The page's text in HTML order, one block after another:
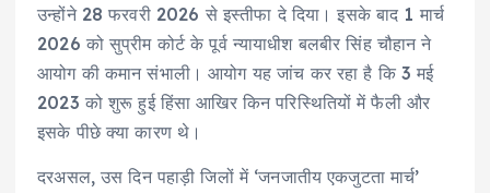
उन्होंने 28 फरवरी 2026 से इस्तीफा दे दिया। इसके बाद 1 मार्च
2026 को सुप्रीम कोर्ट के पूर्व न्यायाधीश बलबीर सिंह चौहान ने
आयोग की कमान संभाली। आयोग यह जांच कर रहा है कि 3 मई
2023 को शुरू हुई हिंसा आखिर किन परिस्थितियों में फैली और
इसके पीछे क्या कारण थे।
दरअसल, उस दिन पहाड़ी जिलों में ‘जनजातीय एकजुटता मार्च’